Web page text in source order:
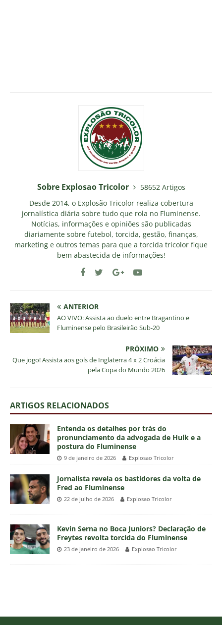
Sobre Explosao Tricolor
58652 Artigos
Desde 2014, o Explosão Tricolor realiza cobertura
jornalística diária sobre tudo que rola no Fluminense.
Notícias, informações e opiniões são publicadas
diariamente sobre futebol, torcida, gestão, finanças,
marketing e outros temas para que a torcida tricolor fique
bem abastecida de informações!
ANTERIOR
AO VIVO: Assista ao duelo entre Bragantino e
Fluminense pelo Brasileirão Sub-20
PRÓXIMO
Que jogo! Assista aos gols de Inglaterra 4 x 2 Croácia
pela Copa do Mundo 2026
ARTIGOS RELACIONADOS
Entenda os detalhes por trás do
pronunciamento da advogada de Hulk e a
postura do Fluminense
9 de janeiro de 2026 Explosao Tricolor
Jornalista revela os bastidores da volta de
Fred ao Fluminense
22 de julho de 2026 Explosao Tricolor
Kevin Serna no Boca Juniors? Declaração de
Freytes revolta torcida do Fluminense
23 de janeiro de 2026 Explosao Tricolor